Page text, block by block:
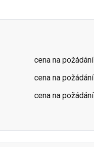
cena na požádání
cena na požádání
cena na požádání